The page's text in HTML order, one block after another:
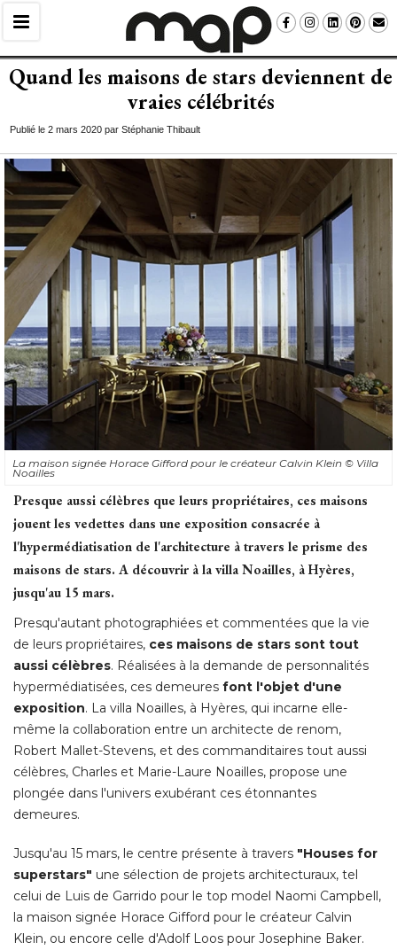
Quand les maisons de stars deviennent de
vraies célébrités
Publié le 2 mars 2020 par Stéphanie Thibault
La maison signée Horace Gifford pour le créateur Calvin Klein © Villa
Noailles
Presque aussi célèbres que leurs propriétaires, ces maisons
jouent les vedettes dans une exposition consacrée à
l'hypermédiatisation de l'architecture à travers le prisme des
maisons de stars. A découvrir à la villa Noailles, à Hyères,
jusqu'au 15 mars.
Presqu'autant photographiées et commentées que la vie
de leurs propriétaires, ces maisons de stars sont tout
aussi célèbres. Réalisées à la demande de personnalités
hypermédiatisées, ces demeures font l'objet d'une
exposition. La villa Noailles, à Hyères, qui incarne elle-
même la collaboration entre un architecte de renom,
Robert Mallet-Stevens, et des commanditaires tout aussi
célèbres, Charles et Marie-Laure Noailles, propose une
plongée dans l'univers exubérant ces étonnantes
demeures.
Jusqu'au 15 mars, le centre présente à travers "Houses for
superstars" une sélection de projets architecturaux, tel
celui de Luis de Garrido pour le top model Naomi Campbell,
la maison signée Horace Gifford pour le créateur Calvin
Klein, ou encore celle d'Adolf Loos pour Josephine Baker.